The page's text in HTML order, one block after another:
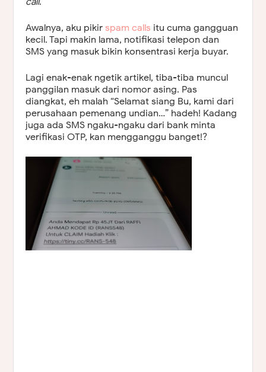
Awalnya, aku pikir spam calls itu cuma gangguan
kecil. Tapi makin lama, notifikasi telepon dan
SMS yang masuk bikin konsentrasi kerja buyar.
Lagi enak-enak ngetik artikel, tiba-tiba muncul
panggilan masuk dari nomor asing. Pas
diangkat, eh malah “Selamat siang Bu, kami dari
perusahaan pemenang undian…” hadeh! Kadang
juga ada SMS ngaku-ngaku dari bank minta
verifikasi OTP, kan mengganggu banget!?